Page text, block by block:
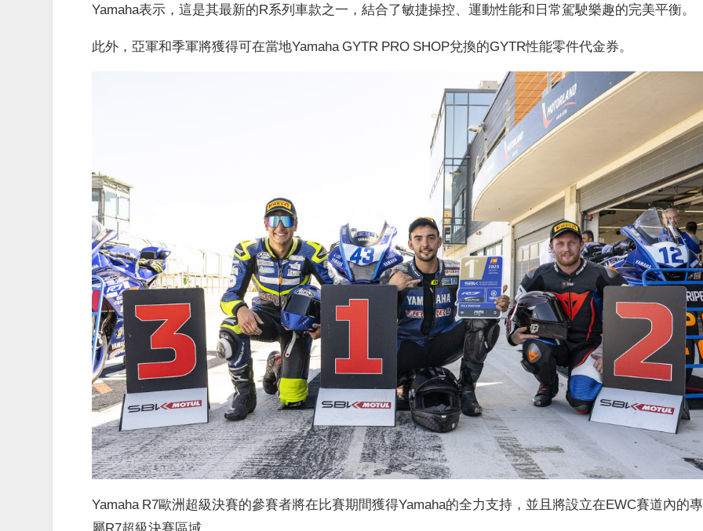
Yamaha表示，這是其最新的R系列車款之一，結合了敏捷操控、運動性能和日常駕駛樂趣的完美平衡。
此外，亞軍和季軍將獲得可在當地Yamaha GYTR PRO SHOP兌換的GYTR性能零件代金券。
Yamaha R7歐洲超級決賽的參賽者將在比賽期間獲得Yamaha的全力支持，並且將設立在EWC賽道內的專
屬R7超級決賽區域。